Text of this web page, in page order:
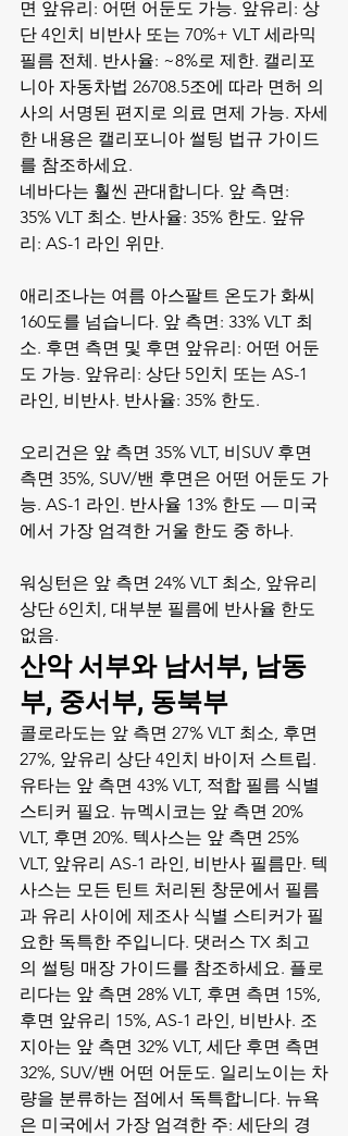
면 앞유리: 어떤 어둔도 가능. 앞유리: 상
단 4인치 비반사 또는 70%+ VLT 세라믹
필름 전체. 반사율: ~8%로 제한. 캘리포
니아 자동차법 26708.5조에 따라 면허 의
사의 서명된 편지로 의료 면제 가능. 자세
한 내용은 캘리포니아 썰팅 법규 가이드
를 참조하세요.
네바다는 훨씬 관대합니다. 앞 측면:
35% VLT 최소. 반사율: 35% 한도. 앞유
리: AS-1 라인 위만.
애리조나는 여름 아스팔트 온도가 화씨
160도를 넘습니다. 앞 측면: 33% VLT 최
소. 후면 측면 및 후면 앞유리: 어떤 어둔
도 가능. 앞유리: 상단 5인치 또는 AS-1
라인, 비반사. 반사율: 35% 한도.
오리건은 앞 측면 35% VLT, 비SUV 후면
측면 35%, SUV/밴 후면은 어떤 어둔도 가
능. AS-1 라인. 반사율 13% 한도 — 미국
에서 가장 엄격한 거울 한도 중 하나.
워싱턴은 앞 측면 24% VLT 최소, 앞유리
상단 6인치, 대부분 필름에 반사율 한도
없음.
산악 서부와 남서부, 남동
부, 중서부, 동북부
콜로라도는 앞 측면 27% VLT 최소, 후면
27%, 앞유리 상단 4인치 바이저 스트립.
유타는 앞 측면 43% VLT, 적합 필름 식별
스티커 필요. 뉴멕시코는 앞 측면 20%
VLT, 후면 20%. 텍사스는 앞 측면 25%
VLT, 앞유리 AS-1 라인, 비반사 필름만. 텍
사스는 모든 틴트 처리된 창문에서 필름
과 유리 사이에 제조사 식별 스티커가 필
요한 독특한 주입니다. 댓러스 TX 최고
의 썰팅 매장 가이드를 참조하세요. 플로
리다는 앞 측면 28% VLT, 후면 측면 15%,
후면 앞유리 15%, AS-1 라인, 비반사. 조
지아는 앞 측면 32% VLT, 세단 후면 측면
32%, SUV/밴 어떤 어둔도. 일리노이는 차
량을 분류하는 점에서 독특합니다. 뉴욕
은 미국에서 가장 엄격한 주: 세단의 경